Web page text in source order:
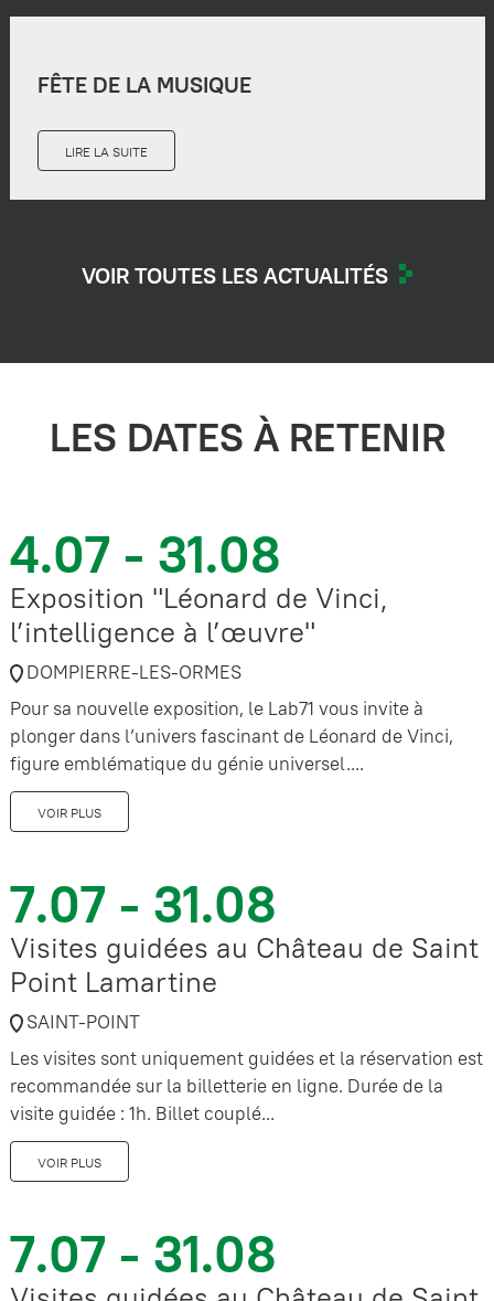
FÊTE DE LA MUSIQUE
LIRE LA SUITE
VOIR TOUTES LES ACTUALITÉS
LES DATES À RETENIR
4.07 - 31.08
Exposition "Léonard de Vinci,
l’intelligence à l’œuvre"
DOMPIERRE-LES-ORMES
Pour sa nouvelle exposition, le Lab71 vous invite à
plonger dans l’univers fascinant de Léonard de Vinci,
figure emblématique du génie universel....
VOIR PLUS
7.07 - 31.08
Visites guidées au Château de Saint
Point Lamartine
SAINT-POINT
Les visites sont uniquement guidées et la réservation est
recommandée sur la billetterie en ligne. Durée de la
visite guidée : 1h. Billet couplé...
VOIR PLUS
7.07 - 31.08